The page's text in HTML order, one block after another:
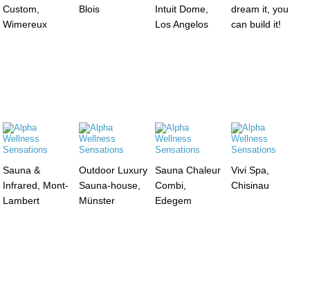
Custom,
Wimereux
Blois
Intuit Dome,
Los Angelos
dream it, you
can build it!
Sauna &
Infrared, Mont-
Lambert
Outdoor Luxury
Sauna-house,
Münster
Sauna Chaleur
Combi,
Edegem
Vivi Spa,
Chisinau